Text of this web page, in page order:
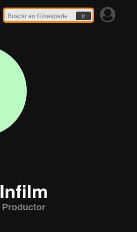
Ir
Infilm
Productor